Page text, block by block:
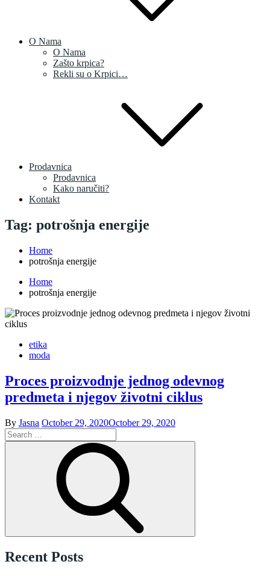
O Nama
O Nama
Zašto krpica?
Rekli su o Krpici…
Prodavnica
Prodavnica
Kako naručiti?
Kontakt
Tag: potrošnja energije
Home
potrošnja energije
Home
potrošnja energije
etika
moda
Proces proizvodnje jednog odevnog
predmeta i njegov životni ciklus
By Jasna Posted
October 29, 2020October 29, 2020
Search
for:
Recent Posts